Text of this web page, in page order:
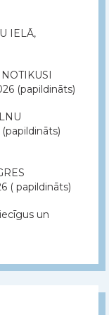
IELĀ,
(papildināts)
(papildināts)
( papildināts)
un